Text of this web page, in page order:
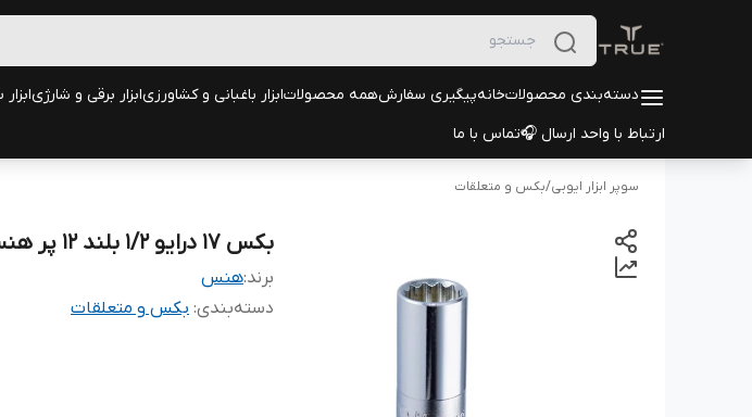
دسته‌بندی محصولاتخانهپیگیری سفارشهمه محصولاتابزار باغبانی و کشاورزیابزار برقی و شارژی
ارتباط با واحد ارسال 🎧تماس با ما
سوپر ابزار ایوبی/بکس و متعلقات
بکس 17 درایو 1/2 بلند 12 پر هنس تایوان HANS کد 4302M17
برند:هنس
دسته‌بندی: بکس و متعلقات